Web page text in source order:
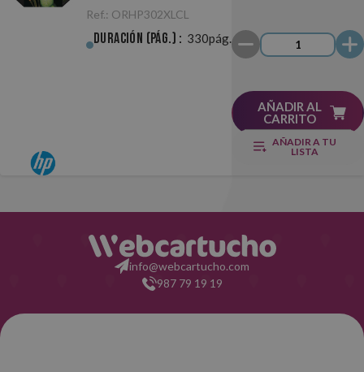
Ref.: ORHP302XLCL
Duración (pág.) : 330pág.
AÑADIR AL
CARRITO
AÑADIR A TU
LISTA
info@webcartucho.com
987 79 19 19